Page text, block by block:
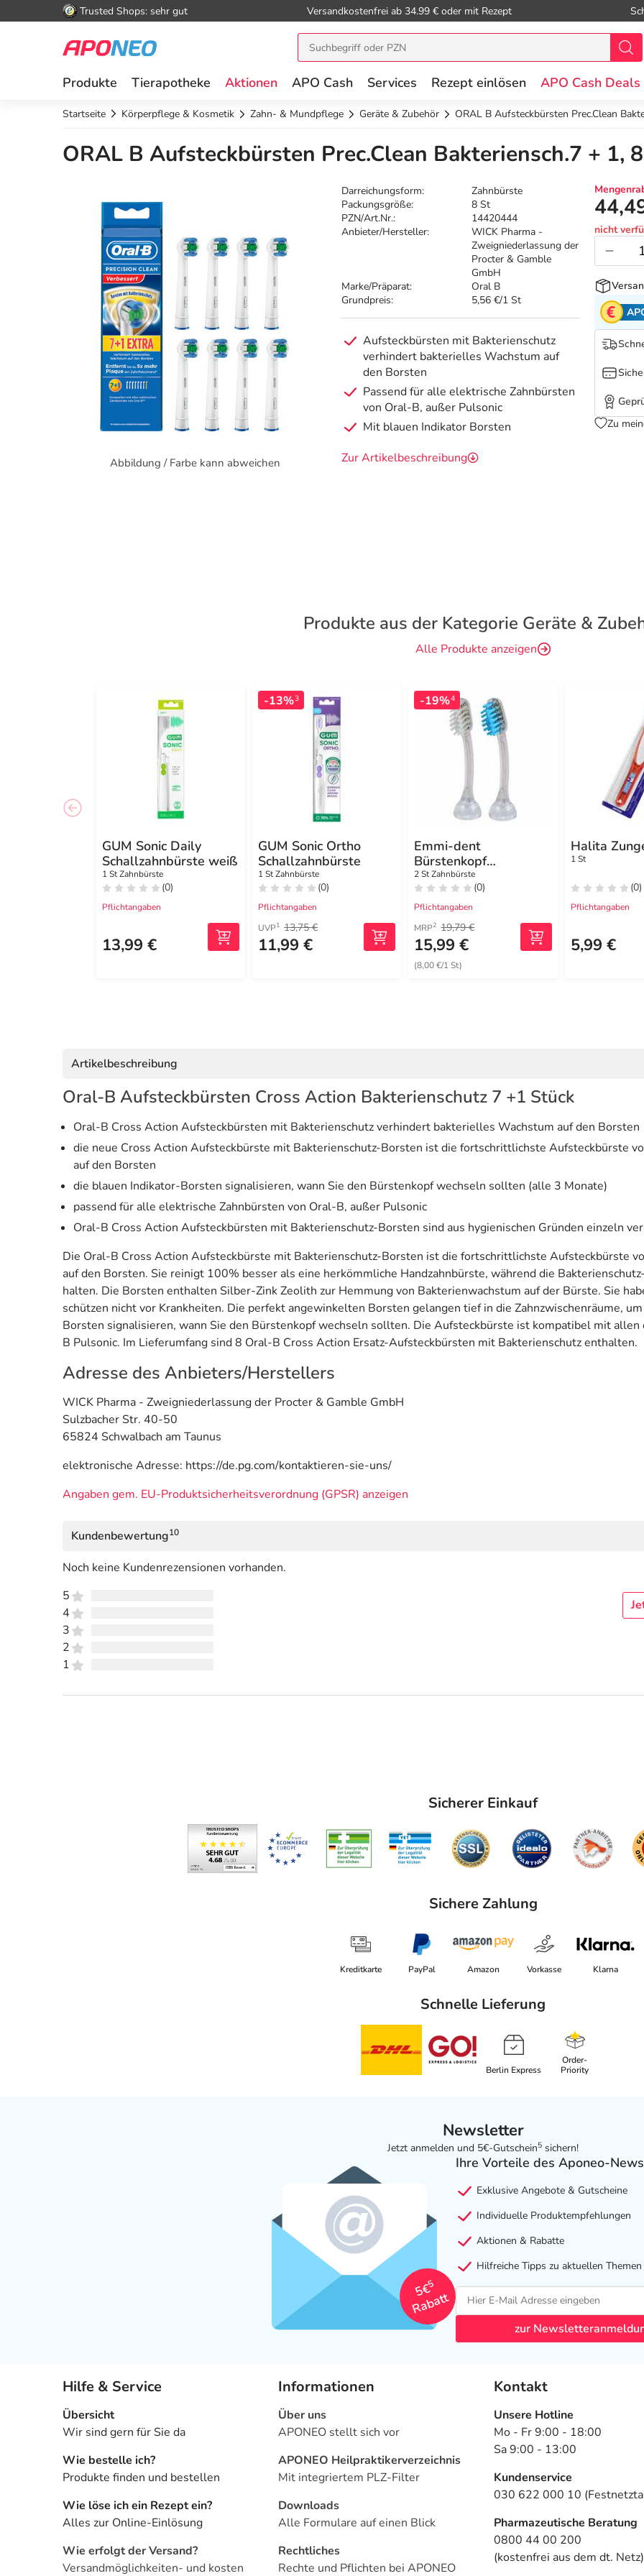
Trusted Shops: sehr gut Versandkostenfrei ab 34.99 € oder mit Rezept
Produkte Tierapotheke Aktionen APO Cash Services Rezept einlösen APO Cash Deals
Startseite Körperpflege & Kosmetik Zahn- & Mundpflege Geräte & Zubehör ORAL B Aufsteckbürsten Prec.Clean
ORAL B Aufsteckbürsten Prec.Clean Bakteriensch.7 + 1,
Abbildung / Farbe kann abweichen
Darreichungsform:
Zahnbürste
Packungsgröße:
8 St
PZN/Art.Nr.:
14420444
Anbieter/Hersteller:
WICK Pharma -
Zweigniederlassung der
Procter & Gamble
GmbH
Marke/Präparat:
Oral B
Grundpreis:
5,56 €/1 St
Aufsteckbürsten mit Bakterienschutz
verhindert bakterielles Wachstum auf
den Borsten
Passend für alle elektrische Zahnbürsten
von Oral-B, außer Pulsonic
Mit blauen Indikator Borsten
Zur Artikelbeschreibung
nicht
Zu
Produkte aus der Kategorie Geräte &
Alle Produkte anzeigen
GUM Sonic Daily
Schallzahnbürste weiß
1 St Zahnbürste
(0)
Pflichtangaben
13,99 €
-13%3
GUM Sonic Ortho
Schallzahnbürste
1 St Zahnbürste
(0)
Pflichtangaben
UVP1 13,75 €
11,99 €
-19%4
Emmi-dent
Bürstenkopf
Erwachsene
2 St Zahnbürste
(0)
Pflichtangaben
MRP2 19,79 €
15,99 €
(8,00 €/1 St)
Halita
1 St
(0)
Pflichtangaben
5,99 €
Artikelbeschreibung
Oral-B Aufsteckbürsten Cross Action Bakterienschutz 7 +1 Stück
Oral-B Cross Action Aufsteckbürsten mit Bakterienschutz verhindert bakterielles Wachstum auf den Borsten
die neue Cross Action Aufsteckbürste mit Bakterienschutz-Borsten ist die fortschrittlichste Aufsteckbürste
auf den Borsten
die blauen Indikator-Borsten signalisieren, wann Sie den Bürstenkopf wechseln sollten (alle 3 Monate)
passend für alle elektrische Zahnbürsten von Oral-B, außer Pulsonic
Oral-B Cross Action Aufsteckbürsten mit Bakterienschutz-Borsten sind aus hygienischen Gründen einzeln
Die Oral-B Cross Action Aufsteckbürste mit Bakterienschutz-Borsten ist die fortschrittlichste Aufsteckbürste
auf den Borsten. Sie reinigt 100% besser als eine herkömmliche Handzahnbürste, während die
halten. Die Borsten enthalten Silber-Zink Zeolith zur Hemmung von Bakterienwachstum auf der Bürste. Sie
schützen nicht vor Krankheiten. Die perfekt angewinkelten Borsten gelangen tief in die Zahnzwischenräume,
Borsten signalisieren, wann Sie den Bürstenkopf wechseln sollten. Die Aufsteckbürste ist kompatibel mit
B Pulsonic. Im Lieferumfang sind 8 Oral-B Cross Action Ersatz-Aufsteckbürsten mit Bakterienschutz enthalten.
Adresse des Anbieters/Herstellers
WICK Pharma - Zweigniederlassung der Procter & Gamble GmbH
Sulzbacher Str. 40-50
65824 Schwalbach am Taunus
elektronische Adresse: https://de.pg.com/kontaktieren-sie-uns/
Angaben gem. EU-Produktsicherheitsverordnung (GPSR) anzeigen
Kundenbewertung10
Noch keine Kundenrezensionen vorhanden.
5
4
3
2
1
Sicherer Einkauf
Sichere Zahlung
Kreditkarte PayPal Amazon Vorkasse Klarna
Schnelle Lieferung
Berlin Express
Order-
Priority
Newsletter
Jetzt anmelden und 5€-Gutschein5 sichern!
5€
5
Rabatt
Ihre Vorteile des Aponeo-
Exklusive Angebote & Gutscheine
Individuelle Produktempfehlungen
Aktionen & Rabatte
Hilfreiche Tipps zu aktuellen Themen
zur
Hilfe & Service
Übersicht
Wir sind gern für Sie da
Wie bestelle ich?
Produkte finden und bestellen
Wie löse ich ein Rezept ein?
Alles zur Online-Einlösung
Wie erfolgt der Versand?
Versandmöglichkeiten- und kosten
Informationen
Über uns
APONEO stellt sich vor
APONEO Heilpraktikerverzeichnis
Mit integriertem PLZ-Filter
Downloads
Alle Formulare auf einen Blick
Rechtliches
Rechte und Pflichten bei APONEO
Kontakt
Unsere Hotline
Mo - Fr 9:00 - 18:00
Sa 9:00 - 13:00
Kundenservice
030 622 000 10
Pharmazeutische Beratung
0800 44 00 200
(kostenfrei aus dem dt. Netz)